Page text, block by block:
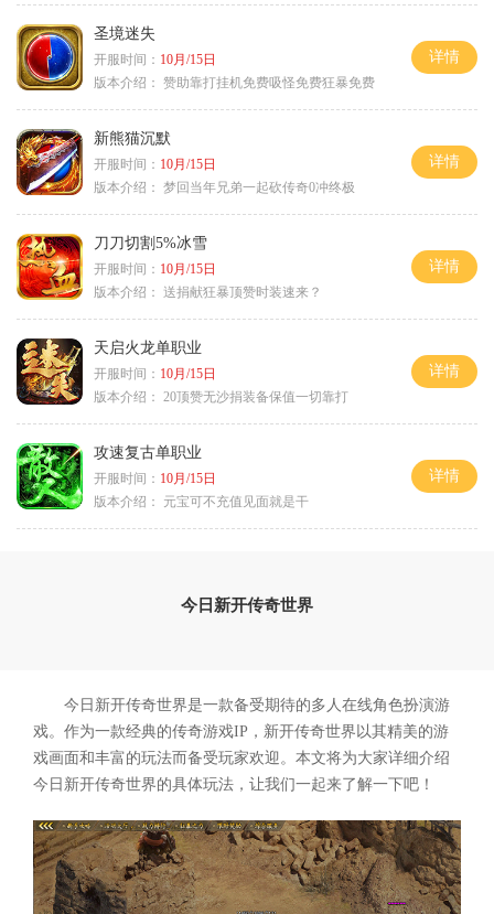
圣境迷失
开服时间： 10月/15日
版本介绍： 赞助靠打挂机免费吸怪免费狂暴免费
详情
新熊猫沉默
开服时间： 10月/15日
版本介绍： 梦回当年兄弟一起砍传奇0冲终极
详情
刀刀切割5%冰雪
开服时间： 10月/15日
版本介绍： 送捐献狂暴顶赞时装速来？
详情
天启火龙单职业
开服时间： 10月/15日
版本介绍： 20顶赞无沙捐装备保值一切靠打
详情
攻速复古单职业
开服时间： 10月/15日
版本介绍：
元宝可不充值见面就是干
详情
今日新开传奇世界
今日新开传奇世界是一款备受期待的多人在线角色扮演游
戏。作为一款经典的传奇游戏IP，新开传奇世界以其精美的游
戏画面和丰富的玩法而备受玩家欢迎。本文将为大家详细介绍
今日新开传奇世界的具体玩法，让我们一起来了解一下吧！